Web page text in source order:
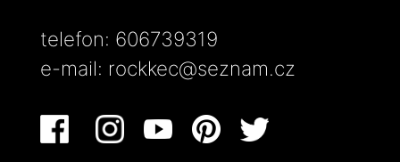
telefon: 606739319
e-mail: rockkec@seznam.cz